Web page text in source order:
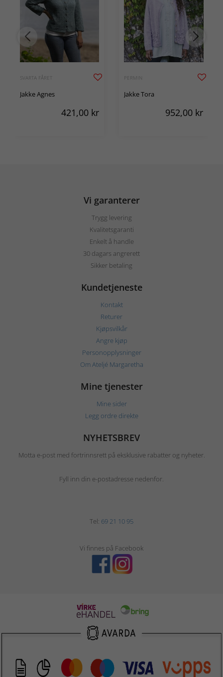
SVARTA FÅRET
Jakke Agnes
421,00 kr
PERMIN
Jakke Tora
952,00 kr
Vi garanterer
Trygg levering
Kvalitetsgaranti
Enkelt å handle
30 dagars angrerett
Sikker betaling
Kundetjeneste
Kontakt
Returer
Kjøpsvilkår
Angre kjøp
Personopplysninger
Om Ateljé Margaretha
Mine tjenester
Mine sider
Legg ordre direkte
NYHETSBREV
Motta e-post med fortrinnsrett på eksklusive rabatter og nyheter.
Fyll inn din e-postadresse nedenfor.
Tel: 69 21 10 95
Vi finnes på Facebook